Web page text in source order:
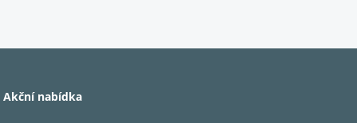
a basů, účinnost a manipulace s
Akční nabídka